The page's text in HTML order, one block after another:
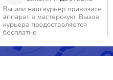
Вы или наш курьер привозите
аппарат в мастерскую. Вызов
курьера предоставляется
бесплатно